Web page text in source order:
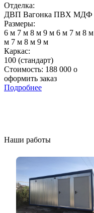
Отделка:
ДВП Вагонка ПВХ МДФ
Размеры:
6 м 7 м 8 м 9 м 6 м 7 м 8 м
м 7 м 8 м 9 м
Каркас:
100 (стандарт)
Стоимость: 188 000 o
оформить заказ
Подробнее
Наши работы